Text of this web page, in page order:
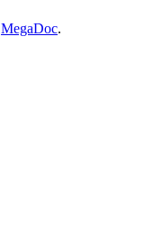
MegaDoc.